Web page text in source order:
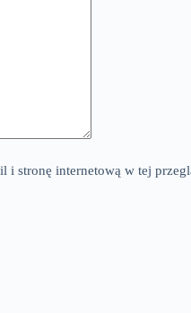
i stronę internetową w tej